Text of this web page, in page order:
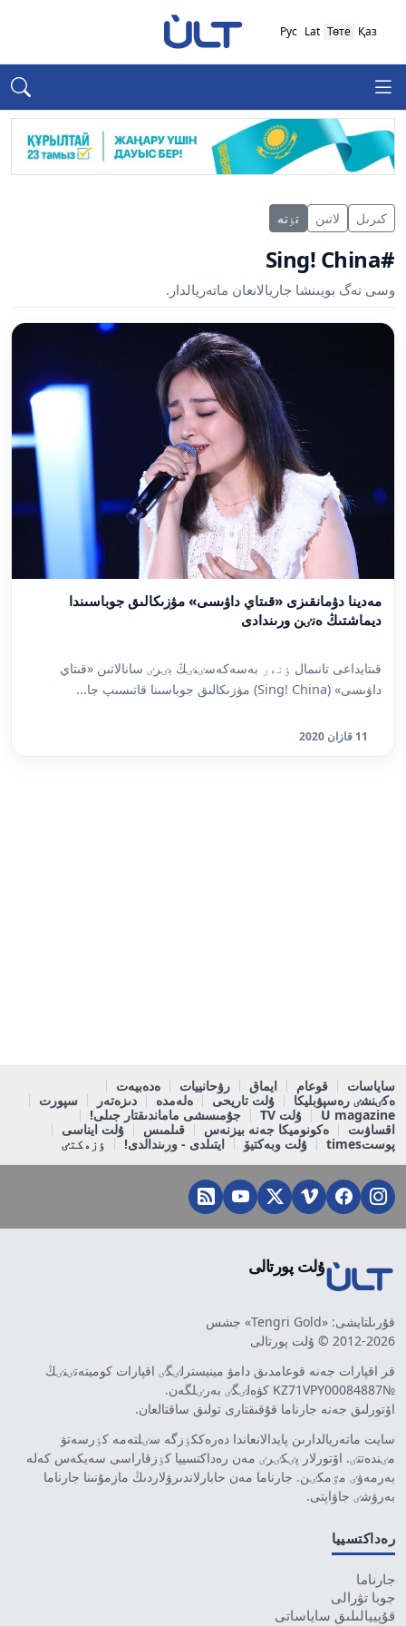
Қаз
Төте
Lat
Рус
كىرىل لاتىن تٶتە
#Sing! China
وسى تەگ بويىنشا جاريالانعان ماتەريالدار.
مەدينا دۋمانقىزى «قىتاي داۋىسى» مۋزىكالىق جوباسىندا
ديماشتىڭ ەنٸن ورىندادى
قىتايداعى تانىمال ٶنەر بەسەكەسٸنٸڭ بٸرٸ سانالاتىن «قىتاي
داۋىسى» (Sing! China) مۋزىكالىق جوباسىنا قاتىسىپ جا...
11 قازان 2020
ساياسات قوعام ايماق رۋحانييات
ەدەبيەت
ەكٸنشٸ رەسپۋبليكا
ۇلت تاريحى ەلەمدە دىزەتەر
سپورت
U magazine
ۇلت TV
جۇمىسشى ماماندىقتار جىلى!
اقساۋىت
ەكونوميكا جەنە بيزنەس قىلمىس
ۇلت ايناسى
پوستtimes
ۇلت وبەكتيۆ ايتىلدى - ورىندالدى! ٶزەكتٸ
ۇلت پورتالى
قۇرىلتايشى: «Tengri Gold» جشس
2012-2026 © ۇلت پورتالى
قر اقپارات جەنە قوعامدىق دامۋ مينيسترلٸگٸ اقپارات كوميتەتٸنٸڭ
№KZ71VPY00084887 كۋەلٸگٸ بەرٸلگەن.
اۆتورلىق جەنە جارناما قۇقىقتارى تولىق ساقتالعان.
سايت ماتەريالدارىن پايدالانعاندا دەرەككٶزگە سٸلتەمە كٶرسەتۋ
مٸندەتتٸ. اۆتورلار پٸكٸرٸ مەن رەداكتسييا كٶزقاراسى سەيكەس كەلە
بەرمەۋٸ مٷمكٸن. جارناما مەن حابارلاندىرۋلاردىڭ مازمۇنىنا جارناما
بەرۋشٸ جاۋاپتى.
رەداكتسييا
جارناما
جوبا تۋرالى
قۇپييالىلىق ساياساتى